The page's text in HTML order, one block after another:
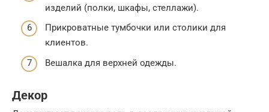
изделий (полки, шкафы, стеллажи).
Прикроватные тумбочки или столики для
клиентов.
Вешалка для верхней одежды.
Декор